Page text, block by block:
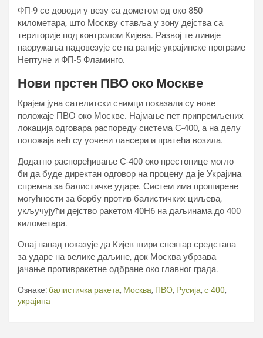
ФП-9 се доводи у везу са дометом од око 850
километара, што Москву ставља у зону дејства са
територије под контролом Кијева. Развој те линије
наоружања надовезује се на раније украјинске програме
Нептуне и ФП-5 Фламинго.
Нови прстен ПВО око Москве
Крајем јуна сателитски снимци показали су нове
положаје ПВО око Москве. Најмање пет припремљених
локација одговара распореду система С-400, а на делу
положаја већ су уочени лансери и пратећа возила.
Додатно распоређивање С-400 око престонице могло
би да буде директан одговор на процену да је Украјина
спремна за балистичке ударе. Систем има проширене
могућности за борбу против балистичких циљева,
укључујући дејство ракетом 40Н6 на даљинама до 400
километара.
Овај напад показује да Кијев шири спектар средстава
за ударе на велике даљине, док Москва убрзава
јачање противракетне одбране око главног града.
Ознаке:балистичка ракета, Москва, ПВО, Русија, с-400,
украјина